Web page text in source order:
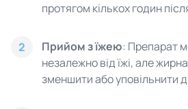
протягом кількох годин
2 Прийом з їжею: Препарат
незалежно від їжі, але
зменшити або уповільнити